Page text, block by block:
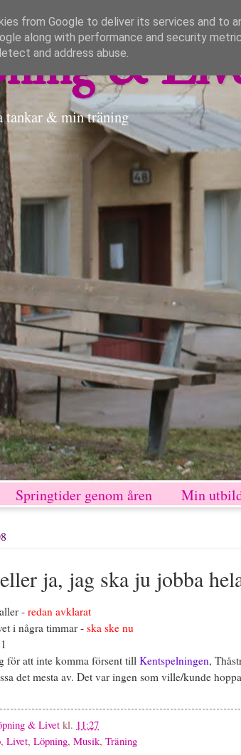
&
& min träning
Springtider genom åren Min
ja, jag ska ju jobba
- redan avklarat
i några timmar - ska ske nu
för att inte komma försent till Kentspelningen,
det mesta av. Det var ingen som ville/kunde
& Livet kl. 11:27
, Livet, Löpning, Musik, Träning
from Google to deliver its services and to
along with performance and security
and address abuse.